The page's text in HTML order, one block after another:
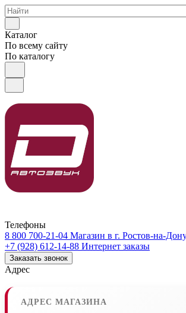
Каталог
По всему сайту
По каталогу
Телефоны
8 800 700-21-04 Магазин в г. Ростов-на-
+7 (928) 612-14-88 Интернет заказы
Заказать звонок
Адрес
АДРЕС МАГАЗИНА